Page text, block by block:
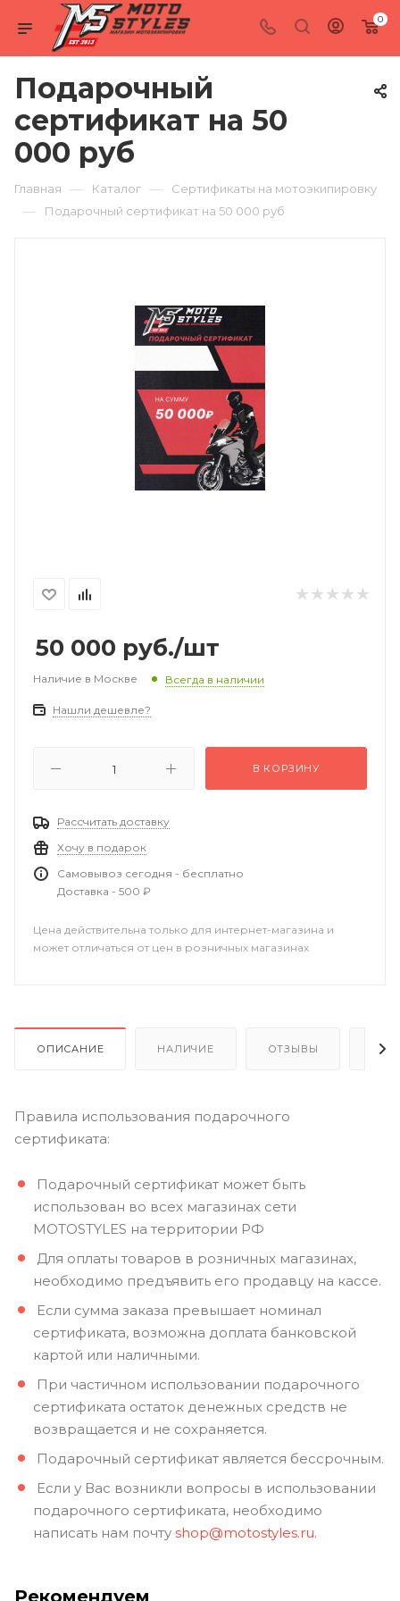
0
Подарочный
сертификат на 50
000 руб
Главная — Каталог — Сертификаты на мотоэкипировку
— Подарочный сертификат на 50 000 руб
50 000 руб./шт
Наличие в Москве Всегда в наличии
Нашли дешевле?
В КОРЗИНУ
Рассчитать доставку
Хочу в подарок
Самовывоз сегодня - бесплатно
Доставка - 500 ₽
Цена действительна только для интернет-магазина и
может отличаться от цен в розничных магазинах
ОПИСАНИЕ НАЛИЧИЕ ОТЗЫВЫ
Правила использования подарочного
сертификата:
Подарочный сертификат может быть
использован во всех магазинах сети
MOTOSTYLES на территории РФ
Для оплаты товаров в розничных магазинах,
необходимо предъявить его продавцу на кассе.
Если сумма заказа превышает номинал
сертификата, возможна доплата банковской
картой или наличными.
При частичном использовании подарочного
сертификата остаток денежных средств не
возвращается и не сохраняется.
Подарочный сертификат является бессрочным.
Если у Вас возникли вопросы в использовании
подарочного сертификата, необходимо
написать нам почту shop@motostyles.ru.
Рекомендуем